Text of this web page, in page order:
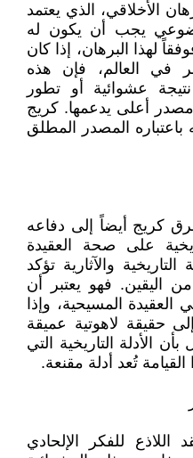
الأخلاقي، الذي يعتمد
يجب أن يكون له
لهذا البرهان، إذا كان
في العالم، فإن هذه
عشوائية أو تطور
أعلى يدعمها. كريج
باعتباره المصدر المطلق
كريج أيضاً إلى دفاعه
على صحة العقيدة
والآثارية تؤكد
اليقين. فهو يعتبر أن
المسيحية، وإذا
حقيقة لاهوتية عميقة
الأدلة التاريخية التي
تُعد أدلة مقنعة.
اللاذع للفكر الإلحادي